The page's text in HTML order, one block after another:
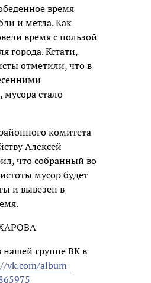
время
и метла. Как
время с пользой
города. Кстати,
отметили, что в
стало
комитета
Алексей
что собранный во
мусор будет
и вывезен в
группе ВК в
vk.com/album-